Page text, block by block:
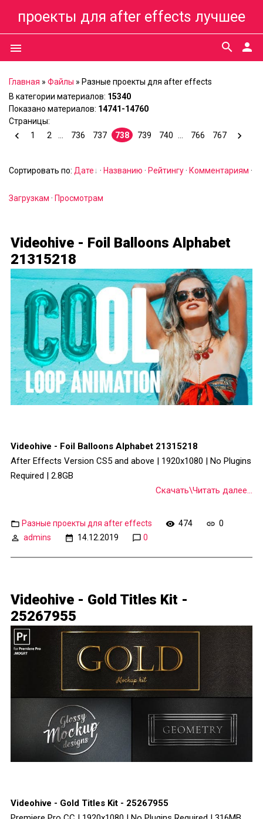
проекты для after effects лучшее
menu person
search
Главная » Файлы » Разные проекты для after effects
В категории материалов: 15340
Показано материалов: 14741-14760
Страницы:
1
2 736 737 738 739 740 766 767
Сортировать по: Дате · Названию · Рейтингу· Комментариям ·
Загрузкам · Просмотрам
Videohive - Foil Balloons Alphabet
21315218
Videohive - Foil Balloons Alphabet 21315218
After Effects Version CS5 and above | 1920x1080 | No Plugins
Required | 2.8GB
Скачать\Читать далее...
Разные проекты для after effects 474
0
admins
14.12.2019 0
Videohive - Gold Titles Kit -
25267955
Videohive - Gold Titles Kit - 25267955